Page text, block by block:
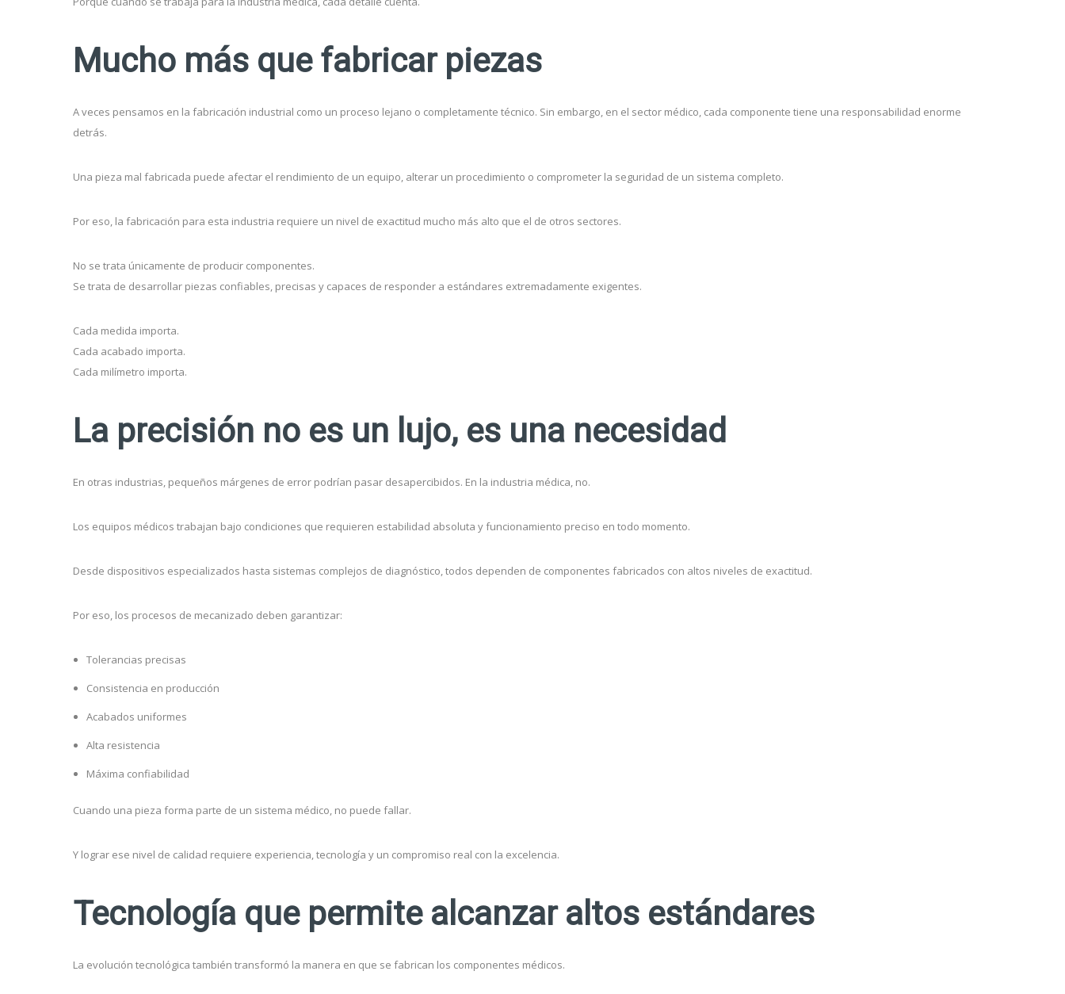
Mucho más que fabricar piezas
A veces pensamos en la fabricación industrial como un proceso lejano o completamente técnico. Sin embargo, en el sector médico, cada componente tiene una responsabilidad enorme
detrás.
Una pieza mal fabricada puede afectar el rendimiento de un equipo, alterar un procedimiento o comprometer la seguridad de un sistema completo.
Por eso, la fabricación para esta industria requiere un nivel de exactitud mucho más alto que el de otros sectores.
No se trata únicamente de producir componentes.
Se trata de desarrollar piezas confiables, precisas y capaces de responder a estándares extremadamente exigentes.
Cada medida importa.
Cada acabado importa.
Cada milímetro importa.
La precisión no es un lujo, es una necesidad
En otras industrias, pequeños márgenes de error podrían pasar desapercibidos. En la industria médica, no.
Los equipos médicos trabajan bajo condiciones que requieren estabilidad absoluta y funcionamiento preciso en todo momento.
Desde dispositivos especializados hasta sistemas complejos de diagnóstico, todos dependen de componentes fabricados con altos niveles de exactitud.
Por eso, los procesos de mecanizado deben garantizar:
Tolerancias precisas
Consistencia en producción
Acabados uniformes
Alta resistencia
Máxima confiabilidad
Cuando una pieza forma parte de un sistema médico, no puede fallar.
Y lograr ese nivel de calidad requiere experiencia, tecnología y un compromiso real con la excelencia.
Tecnología que permite alcanzar altos estándares
La evolución tecnológica también transformó la manera en que se fabrican los componentes médicos.